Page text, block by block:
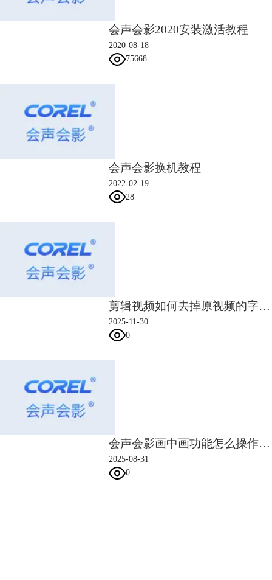
2，软件设置问题，启用软件里面某些加速器功能但是电脑本身不支持
解决方法：
装解码器无法解决，只能是将出先报错地方的素材格式转码，用格式工厂
或者狸窝转换器进行转换，具体位置看渲染停止的进度条决定，如果是
70%出错的，那就将编辑的文件70%处的素材转换格式，也可以替换其他
第二种，建议尝试选择其他格式进行渲染，
或者点击软件菜单栏-设置-参数选择-性能，将开启的加速选项都去除勾
选点击确定，设置完成后重新渲染即可。
会声会影2020安装激活教程
2020-08-18
75668
会声会影换机教程
2022-02-19
28
剪辑视频如何去掉原视频的字幕 如何视频剪辑去掉水印
2025-11-30
0
会声会影画中画功能怎么操作 会声会影画中画区域缩放与位置移动步骤
2025-08-31
0